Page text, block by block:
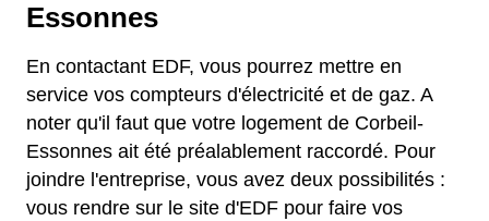
Essonnes
En contactant EDF, vous pourrez mettre en
service vos compteurs d'électricité et de gaz. A
noter qu'il faut que votre logement de Corbeil-
Essonnes ait été préalablement raccordé. Pour
joindre l'entreprise, vous avez deux possibilités :
vous rendre sur le site d'EDF pour faire vos